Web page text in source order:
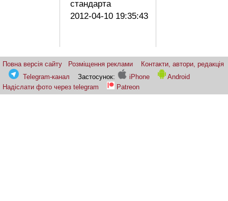
стандарта
2012-04-10 19:35:43
Повна версія сайту Розміщення реклами
Контакти, автори, редакція
Telegram-канал
Застосунок: iPhone
Android
Надіслати фото через telegram
Patreon